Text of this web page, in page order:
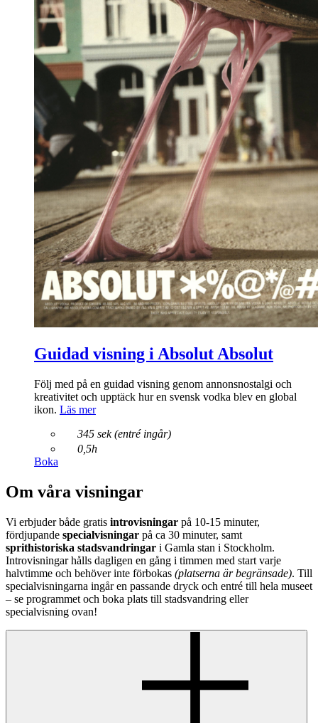
Guidad visning i Absolut Absolut
Följ med på en guidad visning genom annonsnostalgi och
kreativitet och upptäck hur en svensk vodka blev en global
ikon. Läs mer
345 sek (entré ingår)
0,5h
Boka
Om våra visningar
Vi erbjuder både gratis introvisningar på 10-15 minuter,
fördjupande specialvisningar på ca 30 minuter, samt
sprithistoriska stadsvandringar i Gamla stan i Stockholm.
Introvisningar hålls dagligen en gång i timmen med start varje
halvtimme och behöver inte förbokas (platserna är begränsade). Till
specialvisningarna ingår en passande dryck och entré till hela museet
– se programmet och boka plats till stadsvandring eller
specialvisning ovan!